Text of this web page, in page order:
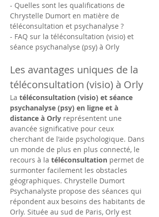
- Quelles sont les qualifications de
Chrystelle Dumort en matière de
téléconsultation et psychanalyse ?
- FAQ sur la téléconsultation (visio) et
séance psychanalyse (psy) à Orly
Les avantages uniques de la
téléconsultation (visio) à Orly
La téléconsultation (visio) et séance
psychanalyse (psy) en ligne et à
distance à Orly représentent une
avancée significative pour ceux
cherchant de l'aide psychologique. Dans
un monde de plus en plus connecté, le
recours à la téléconsultation permet de
surmonter facilement les obstacles
géographiques. Chrystelle Dumort
Psychanalyste propose des séances qui
répondent aux besoins des habitants de
Orly. Située au sud de Paris, Orly est